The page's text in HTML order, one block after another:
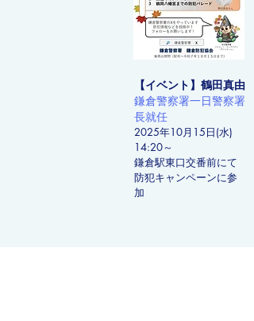
【イベント】鶴田真由
鎌倉警察署一日警察署
長就任
2025年10月15日(水)
14:20～
​鎌倉駅東口交番前にて
防犯キャンペーンに参
加